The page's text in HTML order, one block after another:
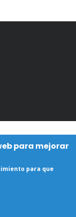
para mejorar
para que